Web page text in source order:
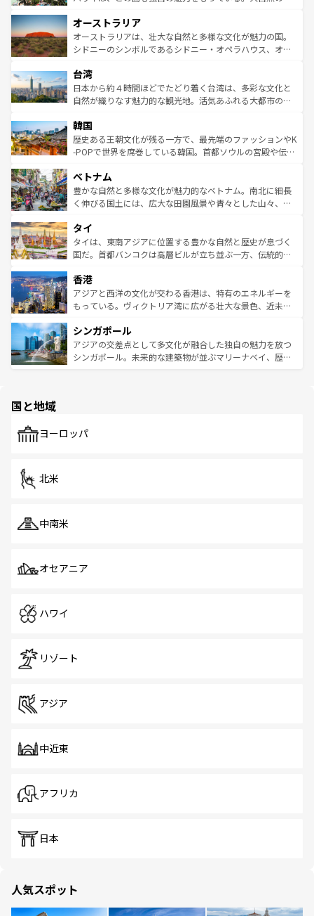
部のニューオーリンズでは、音楽と美食が融合した独特の
文化が魅力。旅行者はアメリカの各地域で異なる魅力を楽
しみながら、その多様性と豊かな歴史を感じることができ
ならではの贅沢な旅のスタイルだ。 なお、新着のアメリカ
情報はコンテンツ一覧を参照してほしい。
ワイ島は見逃せない。また、定番の観光地といえばオアフ
島だが、静かな自然を求めるならマウイ島やカウアイ島が
おすすめ。エメラルドグリーンに輝く海をはじめ、豊かな
れるおもてなしの心で訪れる人々を迎えてくれるハワイの
人々、おいしいローカルフードやハワイアンミュージッ
ク、伝統的なフラダンスなど、すべてがハワイの魅力を彩
ワイを、存分に味わってほしい。 なお、新着のハワイ情報
はコンテンツ一覧を参照してほしい。
オーストラリア
オーストラリアは、壮大な自然と多様な文化が魅力の国。
シドニーのシンボルであるシドニー・オペラハウス、オー
リアリーフや大陸中央部にそびえるウルル（エアーズロッ
ク）、タスマニアの美しい原生林やケアンズの熱帯雨林な
ど、見どころがたくさん。また、カフェやワイン、オージ
いる。アクティビティも充実しており、サーフィンやダイ
ビング、ハイキングなど、アウトドア好きにはたまらな
い。オーストラリアの多彩な魅力を存分に味わいつくそ
参照してほしい。
台湾
日本から約４時間ほどでたどり着く台湾は、多彩な文化と
自然が織りなす魅力的な観光地。活気あふれる大都市の台
ン）、静ひつな山岳地帯である台湾東部など、都市の喧騒
と山間の静けさが共存しており、訪れる人に新しい発見と
驚きをもたらしてくれる。また、奥深い台湾の食文化も魅
容にもいいと評判のスイーツなど、バラエティ豊かな料理
が味わえる。 なお、新着の台湾情報は コンテンツ一覧を参
照してほしい。
韓国
歴史ある王朝文化が残る一方で、最先端のファッションやK
-POPで世界を席巻している韓国。首都ソウルの宮殿や伝統
き、地方に足を延ばせば四季折々の自然美を楽しむことが
できる。そして、キムチや焼肉、絶品のストリートフード
まで、さまざまな韓国料理が待っている。夜には、韓国な
リティに包まれながら、韓国の多彩な魅力を心ゆくまで味
わってみてほしい。 なお、新着の韓国情報はコンテンツ一
覧を参照してほしい。
ベトナム
豊かな自然と多様な文化が魅力的なベトナム。南北に細長
く伸びる国土には、広大な田園風景や青々とした山々、世
急速な発展と共に伝統が息づく。ハノイの古い町並みやホ
ーチミン市のフランス統治時代の建物も、独特の雰囲気を
醸し出している。また、バラエティの豊かさとおいしさで
とつ。フォーやバインミー、ベトナムコーヒーなどは、ぜ
ひ現地で味わいたい。どの地域を訪れてもあたたかい人々
が旅行者を迎えてくれるので、きっと忘れられない旅にな
参照してほしい。
タイ
タイは、東南アジアに位置する豊かな自然と歴史が息づく
国だ。首都バンコクは高層ビルが立ち並ぶ一方、伝統的な
の活気が交差している。北部ではチェンマイなどの山岳地
帯で自然と触れ合い、南部ではプーケットやクラビの美し
いビーチでリゾート気分を楽しむことができる。タイ料理
激する。気候は一年中温暖で、どの季節にも異なる楽しみ
が待っている。親しみやすいタイの人々、仏教を中心とし
た文化、そして多様な観光資源が、訪れる旅人を魅了し続
香港
アジアと西洋の文化が交わる香港は、特有のエネルギーを
もっている。ヴィクトリア湾に広がる壮大な景色、近未来
み、どこを訪れても感動するはず。観光スポットが密集し
ており、効率よく見どころを回れるのも魅力。息をのむよ
うな絶景から文化的な体験まで、香港を存分に楽しみ尽く
シンガポール
アジアの交差点として多文化が融合した独自の魅力を放つ
シンガポール。未来的な建築物が並ぶマリーナベイ、歴史
で、ホーカーズは地元の風情を楽しめる外せないスポット
国と地域
ヨーロッパ
北米
中南米
オセアニア
ハワイ
リゾート
アジア
中近東
アフリカ
日本
人気スポット